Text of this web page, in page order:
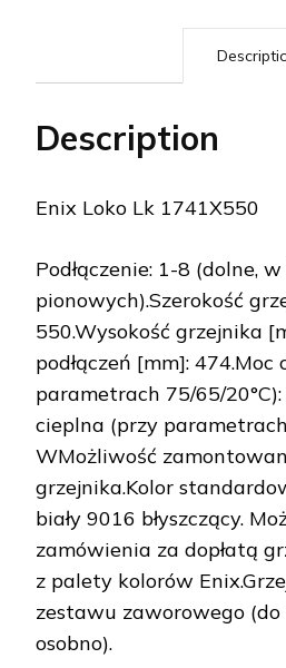
Description
Enix Loko Lk 1741X550
Podłączenie: 1-8 (dolne,
pionowych).Szerokość
550.Wysokość grzejnika
podłączeń [mm]:
parametrach 75/65/
cieplna (przy
WMożliwość
grzejnika.Kolor
biały 9016 błyszczący.
zamówienia za dopłatą
z palety kolorów
zestawu zaworowego
osobno).